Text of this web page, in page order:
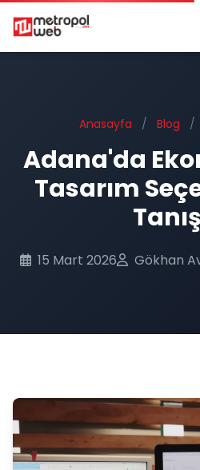
Ana içeriğe geç
Anasayfa / Blog /
Adana'da
Tasarım
15 Mart 2026 Gökhan